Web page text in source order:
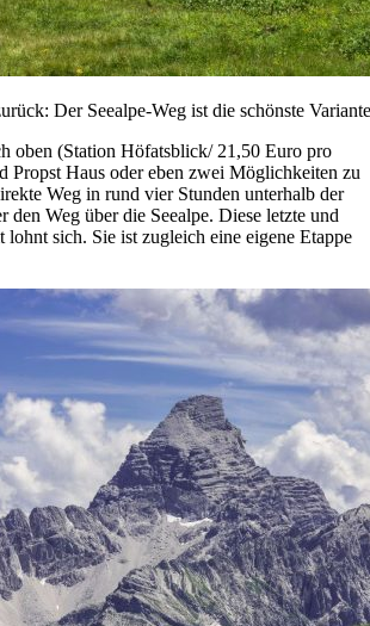
Der Seealpe-Weg ist die schönste
oben (Station Höfatsblick/ 21,50 Euro pro
Propst Haus oder eben zwei Möglichkeiten zu
Weg in rund vier Stunden unterhalb der
den Weg über die Seealpe. Diese letzte und
lohnt sich. Sie ist zugleich eine eigene Etappe